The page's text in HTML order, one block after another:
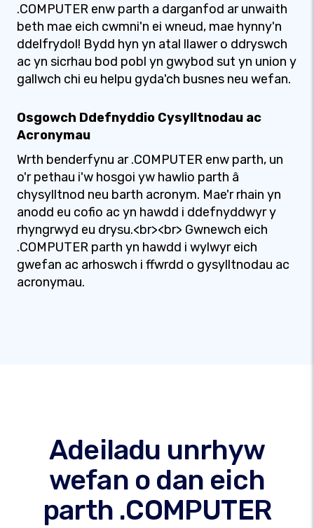
.COMPUTER enw parth a darganfod ar unwaith
beth mae eich cwmni'n ei wneud, mae hynny'n
ddelfrydol! Bydd hyn yn atal llawer o ddryswch
ac yn sicrhau bod pobl yn gwybod sut yn union y
gallwch chi eu helpu gyda'ch busnes neu wefan.
Osgowch Ddefnyddio Cysylltnodau ac
Acronymau
Wrth benderfynu ar .COMPUTER enw parth, un
o'r pethau i'w hosgoi yw hawlio parth â
chysylltnod neu barth acronym. Mae'r rhain yn
anodd eu cofio ac yn hawdd i ddefnyddwyr y
rhyngrwyd eu drysu.<br><br> Gwnewch eich
.COMPUTER parth yn hawdd i wylwyr eich
gwefan ac arhoswch i ffwrdd o gysylltnodau ac
acronymau.
Adeiladu unrhyw
wefan o dan eich
parth .COMPUTER